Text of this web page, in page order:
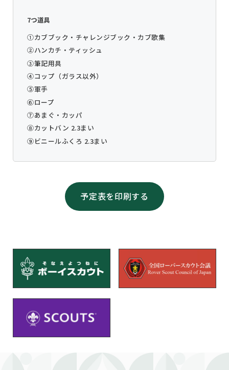
7つ道具
①カブブック・チャレンジブック・カブ歌集
②ハンカチ・ティッシュ
③筆記用具
④コップ（ガラス以外）
⑤軍手
⑥ロープ
⑦あまぐ・カッパ
⑧カットバン 2.3まい
⑨ビニールふくろ 2.3まい
予定表を印刷する